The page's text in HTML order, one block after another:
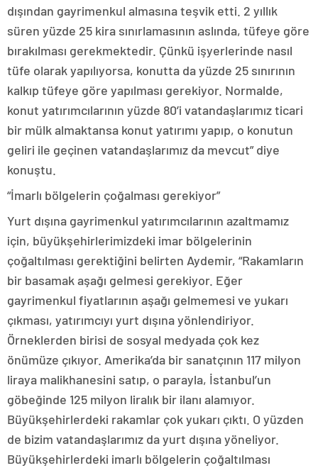
dışından gayrimenkul almasına teşvik etti. 2 yıllık
süren yüzde 25 kira sınırlamasının aslında, tüfeye göre
bırakılması gerekmektedir. Çünkü işyerlerinde nasıl
tüfe olarak yapılıyorsa, konutta da yüzde 25 sınırının
kalkıp tüfeye göre yapılması gerekiyor. Normalde,
konut yatırımcılarının yüzde 80’i vatandaşlarımız ticari
bir mülk almaktansa konut yatırımı yapıp, o konutun
geliri ile geçinen vatandaşlarımız da mevcut” diye
konuştu.
“İmarlı bölgelerin çoğalması gerekiyor”
Yurt dışına gayrimenkul yatırımcılarının azaltmamız
için, büyükşehirlerimizdeki imar bölgelerinin
çoğaltılması gerektiğini belirten Aydemir, “Rakamların
bir basamak aşağı gelmesi gerekiyor. Eğer
gayrimenkul fiyatlarının aşağı gelmemesi ve yukarı
çıkması, yatırımcıyı yurt dışına yönlendiriyor.
Örneklerden birisi de sosyal medyada çok kez
önümüze çıkıyor. Amerika’da bir sanatçının 117 milyon
liraya malikhanesini satıp, o parayla, İstanbul’un
göbeğinde 125 milyon liralık bir ilanı alamıyor.
Büyükşehirlerdeki rakamlar çok yukarı çıktı. O yüzden
de bizim vatandaşlarımız da yurt dışına yöneliyor.
Büyükşehirlerdeki imarlı bölgelerin çoğaltılması